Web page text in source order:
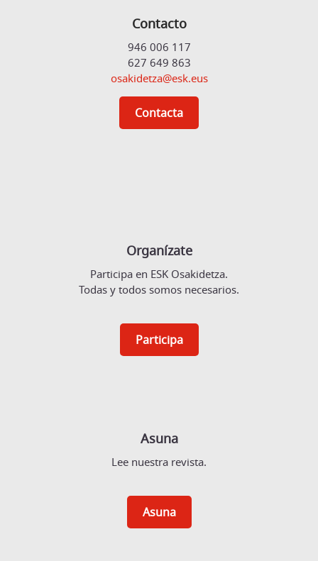
Contacto
946 006 117
627 649 863
osakidetza@esk.eus
Contacta
Organízate
Participa en ESK Osakidetza.
Todas y todos somos necesarios.
Participa
Asuna
Lee nuestra revista.
Asuna